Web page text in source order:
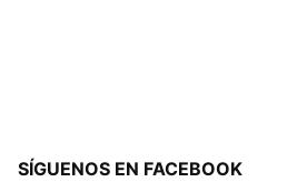
SÍGUENOS EN FACEBOOK